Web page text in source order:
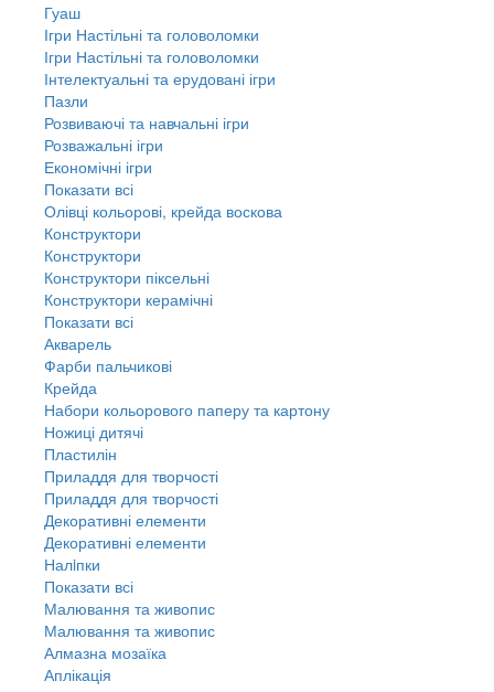
Гуаш
Ігри Настільні та головоломки
Ігри Настільні та головоломки
Інтелектуальні та ерудовані ігри
Пазли
Розвиваючі та навчальні ігри
Розважальні ігри
Економічні ігри
Показати всі
Олівці кольорові, крейда воскова
Конструктори
Конструктори
Конструктори піксельні
Конструктори керамічні
Показати всі
Акварель
Фарби пальчикові
Крейда
Набори кольорового паперу та картону
Ножиці дитячі
Пластилін
Приладдя для творчості
Приладдя для творчості
Декоративні елементи
Декоративні елементи
Налiпки
Показати всі
Малювання та живопис
Малювання та живопис
Алмазна мозаїка
Аплікація